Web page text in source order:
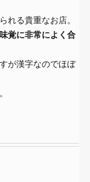
れる貴重なお店。
覚に非常によく合
が漢字なのでほぼ